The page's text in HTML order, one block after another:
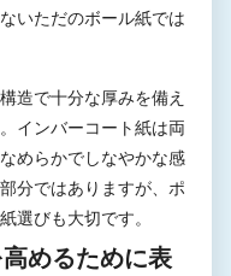
いただのボール紙では
造で十分な厚みを備え
インバーコート紙は両
めらかでしなやかな感
分ではありますが、ポ
選びも大切です。
高めるために表